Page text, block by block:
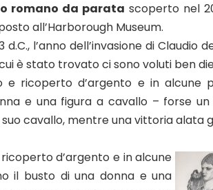
romano da parata scoperto nel
all’Harborough Museum.
l’anno dell’invasione di Claudio
è stato trovato ci sono voluti ben
e ricoperto d’argento e in alcune
e una figura a cavallo – forse
cavallo, mentre una vittoria alata
d’argento e in alcune
il busto di una donna e una